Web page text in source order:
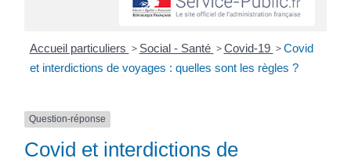
Accueil particuliers > Social - Santé > Covid-19 > Covid
et interdictions de voyages : quelles sont les règles ?
Question-réponse
Covid et interdictions de